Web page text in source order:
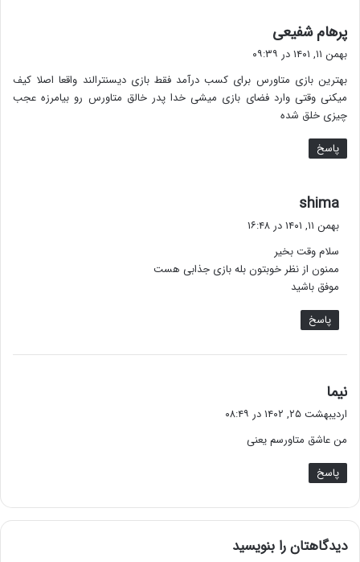
پرهام شفیعی
ف
:
بهمن ۱۱, ۱۴۰۱ در ۰۹:۳۹
بهترین بازی متاورس برای کسب درآمد فقط بازی دیسنترالند واقعا اصلا کیف
میکنی وقتی وارد فضای بازی میشی خدا پدر خالق متاورس رو بیامرزه عجب
چیزی خلق شده
پاسخ
shima
:
بهمن ۱۱, ۱۴۰۱ در ۱۶:۴۸
سلام وقت بخیر
ممنون از نظر خوبتون بله بازی جذابی هست
موفق باشید
پاسخ
نیما
ت
:
اردیبهشت ۲۵, ۱۴۰۲ در ۰۸:۴۹
من عاشق متاورسم یعنی
پاسخ
دیدگاهتان را بنویسید